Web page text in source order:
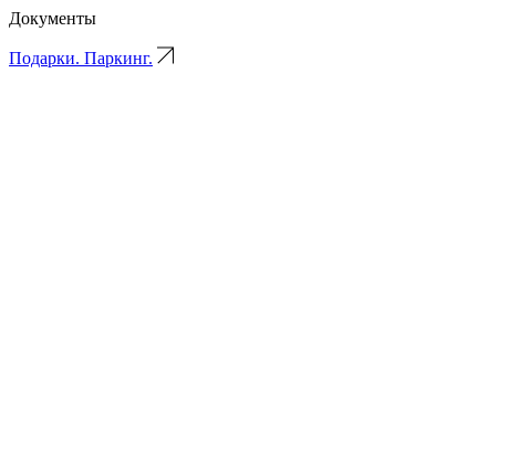
Документы
Подарки. Паркинг.